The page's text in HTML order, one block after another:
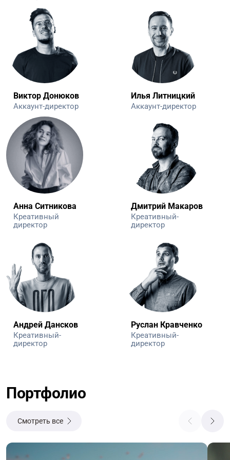
Виктор Донюков
Аккаунт-директор
Илья Литницкий
Аккаунт-директор
Анна Ситникова
Креативный
директор
Дмитрий Макаров
Креативный-
директор
Андрей Дансков
Креативный-
директор
Руслан Кравченко
Креативный-
директор
Портфолио
Смотреть все